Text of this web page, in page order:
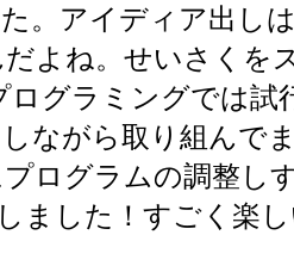
。アイディア出し
よね。せいさくを
グラミングでは試
ながら取り組んで
ログラムの調整し
ました！すごく楽